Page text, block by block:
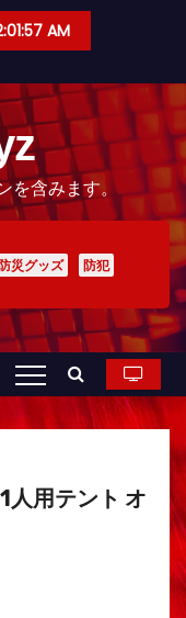
AM
を含みます。
災グッズ
防犯
人用テント オ